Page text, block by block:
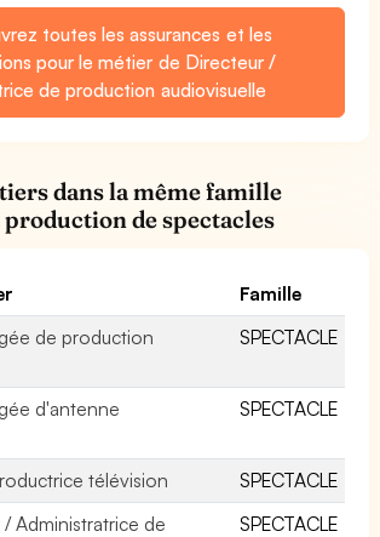
toutes les assurances et les
pour le métier de Directeur /
de production audiovisuelle
dans la même famille
de spectacles
Famille
de production
SPECTACLE
d'antenne
SPECTACLE
télévision
SPECTACLE
Administratrice de
SPECTACLE